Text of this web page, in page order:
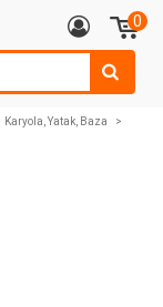
0
Karyola, Yatak, Baza
>